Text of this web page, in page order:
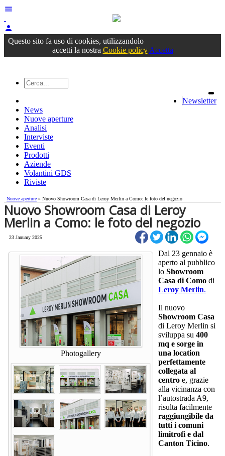
menu
person
Accedioppure registrati
Questo sito fa uso di cookies, utilizzandolo
accetti la nostra Cookie policy Accetta
Newsletter
News
Nuove aperture
Analisi
Interviste
Eventi
Prodotti
Aziende
Volantini GDS
Riviste
Nuove aperture » Nuovo Showroom Casa di Leroy Merlin a Como: le foto del negozio
Nuovo Showroom Casa di Leroy
Merlin a Como: le foto del negozio
23 January 2025
Photogallery
Dal 23 gennaio è
aperto al pubblico
lo Showroom
Casa di Como di
Leroy Merlin.
Il nuovo
Showroom Casa
di Leroy Merlin si
sviluppa su 400
mq e sorge in
una location
perfettamente
collegata al
centro e, grazie
alla vicinanza con
l’autostrada A9,
risulta facilmente
raggiungibile da
tutti i comuni
limitrofi e dal
Canton Ticino.